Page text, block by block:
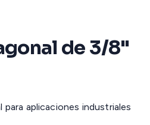
de 3/8"
para aplicaciones industriales